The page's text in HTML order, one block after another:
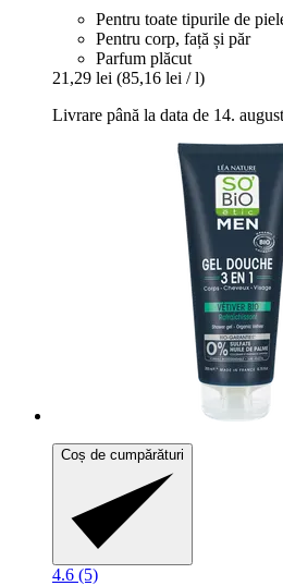
Pentru toate tipurile de
Pentru corp, față și păr
Parfum plăcut
21,29 lei (85,16 lei / l)
Livrare până la data de 14. august
Coș de cumpărături
4.6 (5)